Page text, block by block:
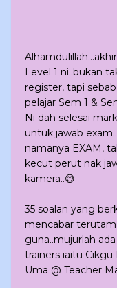
Level 1 ni..bukan
register, tapi
pelajar Sem 1 &
Ni dah selesai
untuk jawab
namanya EXAM,
kecut perut nak
kamera..😅
35 soalan yang
mencabar
guna..mujurlah
trainers iaitu Cikgu
Uma @ Teacher